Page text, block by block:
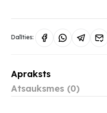
Dalīties:
Apraksts
Atsauksmes (0)